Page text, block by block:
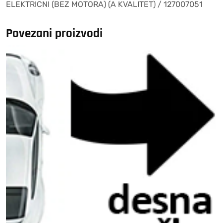
(A
/
127007051
količina
ELEKTRICNI (BEZ MOTORA) (A KVALITET) / 127007051
Povezani proizvodi